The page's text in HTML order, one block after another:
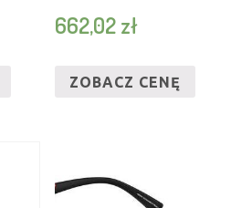
662,02zł
ZOBACZ CENĘ